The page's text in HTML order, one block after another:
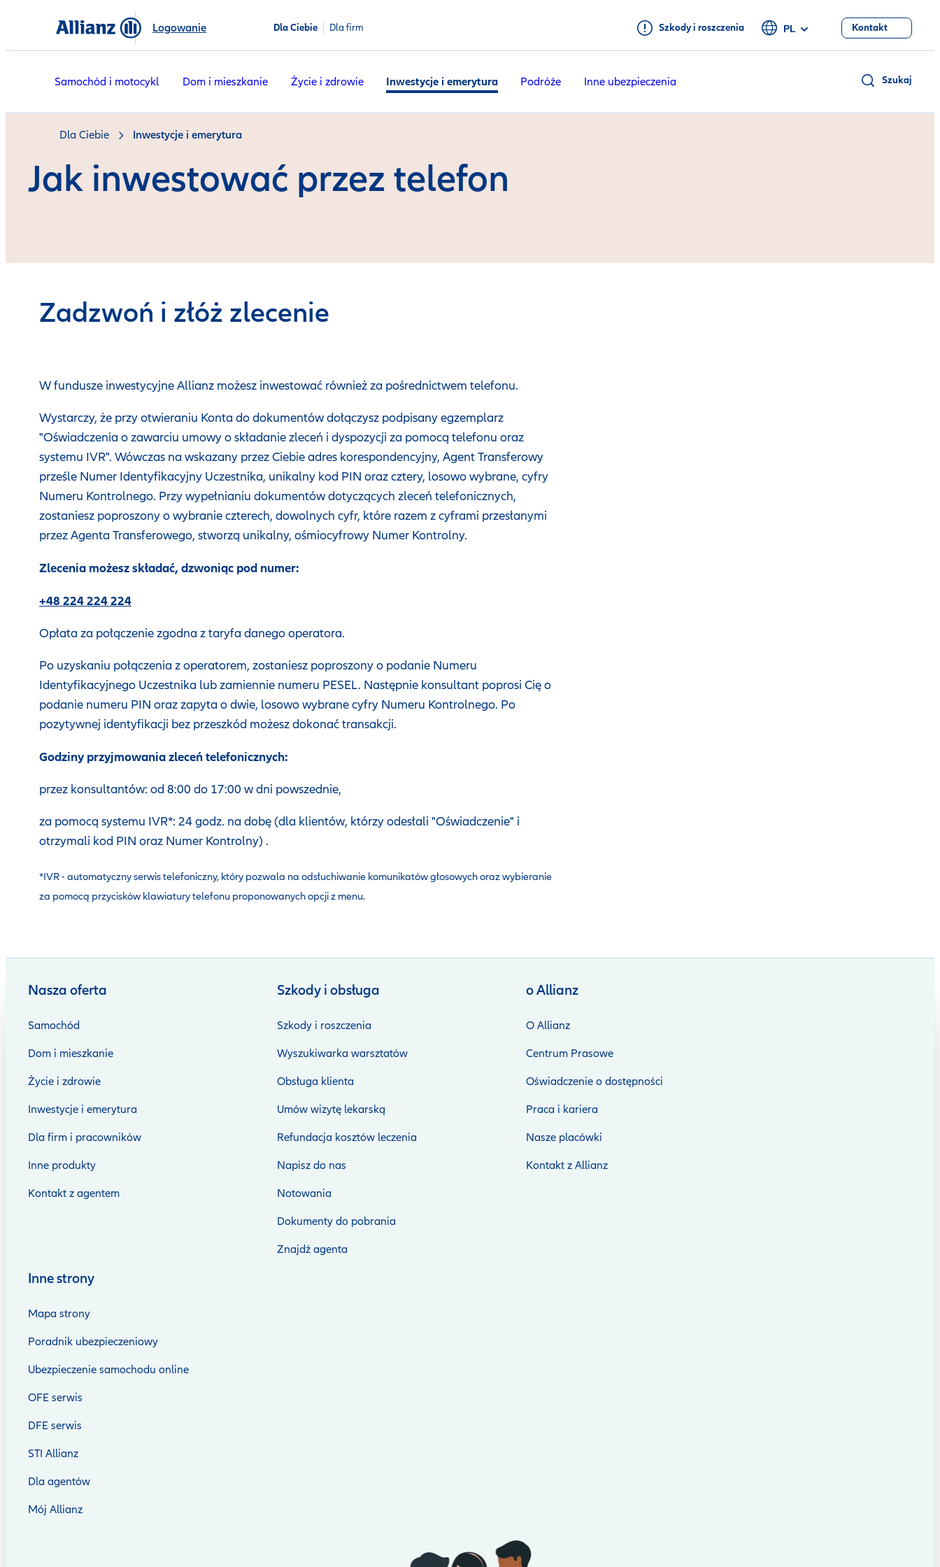
Logowanie Dla Ciebie Dla firm Szkody i roszczenia PL Kontakt
Samochód i motocykl Dom i mieszkanie Życie i zdrowie Inwestycje i emerytura Podróże Inne ubezpieczenia Szukaj
Dla Ciebie Inwestycje i emerytura
Jak inwestować przez telefon
Zadzwoń i złóż zlecenie
W fundusze inwestycyjne Allianz możesz inwestować również za pośrednictwem telefonu.
Wystarczy, że przy otwieraniu Konta do dokumentów dołączysz podpisany egzemplarz
"Oświadczenia o zawarciu umowy o składanie zleceń i dyspozycji za pomocą telefonu oraz
systemu IVR". Wówczas na wskazany przez Ciebie adres korespondencyjny, Agent Transferowy
prześle Numer Identyfikacyjny Uczestnika, unikalny kod PIN oraz cztery, losowo wybrane, cyfry
Numeru Kontrolnego. Przy wypełnianiu dokumentów dotyczących zleceń telefonicznych,
zostaniesz poproszony o wybranie czterech, dowolnych cyfr, które razem z cyframi przesłanymi
przez Agenta Transferowego, stworzą unikalny, ośmiocyfrowy Numer Kontrolny.
Zlecenia możesz składać, dzwoniąc pod numer:
+48 224 224 224
Opłata za połączenie zgodna z taryfa danego operatora.
Po uzyskaniu połączenia z operatorem, zostaniesz poproszony o podanie Numeru
Identyfikacyjnego Uczestnika lub zamiennie numeru PESEL. Następnie konsultant poprosi Cię o
podanie numeru PIN oraz zapyta o dwie, losowo wybrane cyfry Numeru Kontrolnego. Po
pozytywnej identyfikacji bez przeszkód możesz dokonać transakcji.
Godziny przyjmowania zleceń telefonicznych:
przez konsultantów: od 8:00 do 17:00 w dni powszednie,
za pomocą systemu IVR*: 24 godz. na dobę (dla klientów, którzy odesłali "Oświadczenie" i
otrzymali kod PIN oraz Numer Kontrolny) .
*IVR - automatyczny serwis telefoniczny, który pozwala na odsłuchiwanie komunikatów głosowych oraz wybieranie
za pomocą przycisków klawiatury telefonu proponowanych opcji z menu.
Nasza oferta
Samochód
Dom i mieszkanie
Życie i zdrowie
Inwestycje i emerytura
Dla firm i pracowników
Inne produkty
Kontakt z agentem
Szkody i obsługa
Szkody i roszczenia
Wyszukiwarka warsztatów
Obsługa klienta
Umów wizytę lekarską
Refundacja kosztów leczenia
Napisz do nas
Notowania
Dokumenty do pobrania
Znajdź agenta
o Allianz
O Allianz
Centrum Prasowe
Oświadczenie o dostępności
Praca i kariera
Nasze placówki
Kontakt z Allianz
Inne strony
Mapa strony
Poradnik ubezpieczeniowy
Ubezpieczenie samochodu online
OFE serwis
DFE serwis
STI Allianz
Dla agentów
Mój Allianz